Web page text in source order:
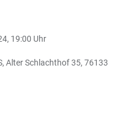
19:00 Uhr
Alter Schlachthof 35, 76133